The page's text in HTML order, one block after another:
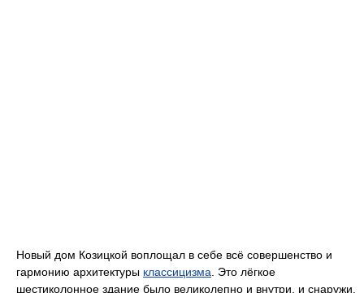
Новый дом Козицкой воплощал в себе всё совершенство и
гармонию архитектуры классицизма . Это лёгкое
шестиколонное здание было великолепно и внутри, и снаружи.